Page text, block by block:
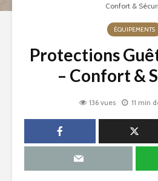
Confort &
ÉQUIPEMENTS
Protections
– Confort &
136 vues 11 min